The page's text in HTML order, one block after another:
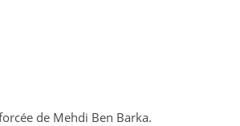
de Mehdi Ben Barka.